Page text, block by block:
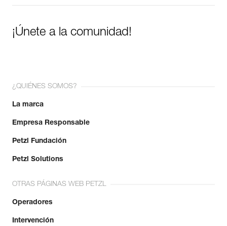
¡Únete a la comunidad!
¿QUIÉNES SOMOS?
La marca
Empresa Responsable
Petzl Fundación
Petzl Solutions
OTRAS PÁGINAS WEB PETZL
Operadores
Intervención